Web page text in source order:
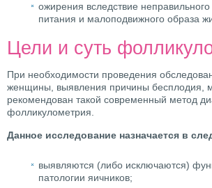
ожирения вследствие
питания и малоподвижного образа
Цели и суть
При необходимости проведения
женщины, выявления причины бесплодия,
рекомендован такой современный метод
фолликулометрия.
Данное исследование назначается в
выявляются (либо исключаются)
патологии яичников;